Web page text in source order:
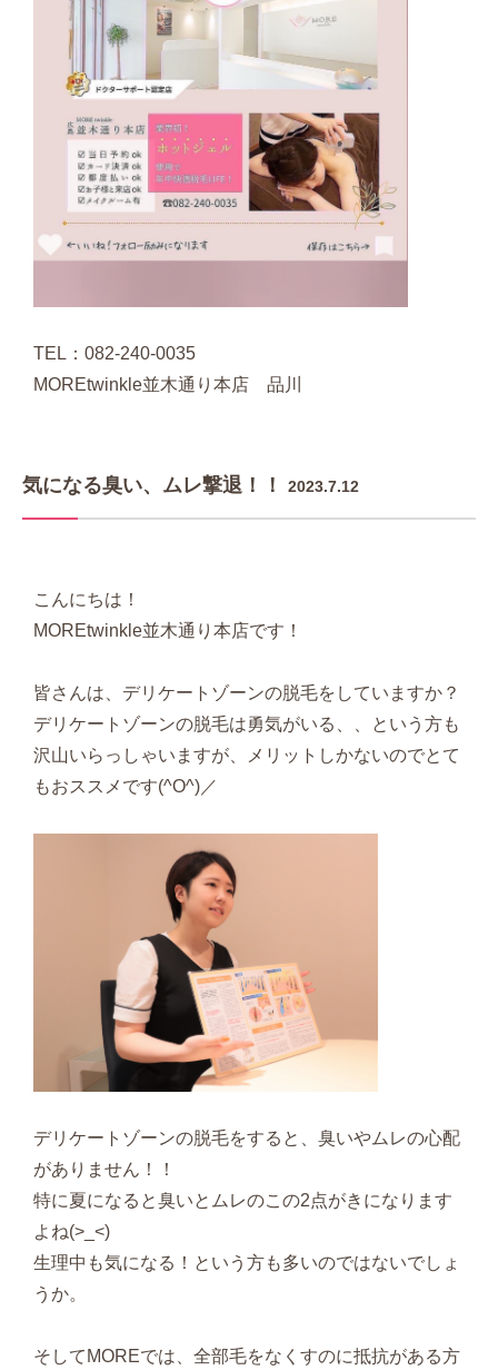
TEL：082-240-0035
MOREtwinkle並木通り本店 品川
気になる臭い、ムレ撃退！！ 2023.7.12
こんにちは！
MOREtwinkle並木通り本店です！
皆さんは、デリケートゾーンの脱毛をしていますか？
デリケートゾーンの脱毛は勇気がいる、、という方も
沢山いらっしゃいますが、メリットしかないのでとて
もおススメです(^O^)／
デリケートゾーンの脱毛をすると、臭いやムレの心配
がありません！！
特に夏になると臭いとムレのこの2点がきになります
よね(>_<)
生理中も気になる！という方も多いのではないでしょ
うか。
そしてMOREでは、全部毛をなくすのに抵抗がある方